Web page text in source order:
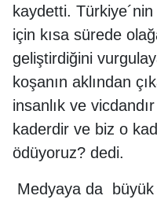
kaydetti.
için kısa sürede
geliştirdiğini
koşanın aklından
insanlık ve
kaderdir ve biz o
ödüyoruz? dedi.
Medyaya da